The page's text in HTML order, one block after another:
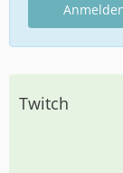
Twitch